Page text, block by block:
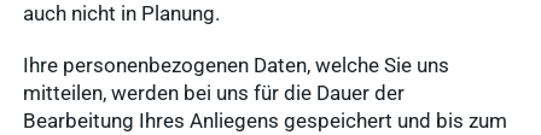
auch nicht in Planung.
Ihre personenbezogenen Daten, welche Sie uns
mitteilen, werden bei uns für die Dauer der
Bearbeitung Ihres Anliegens gespeichert und bis zum